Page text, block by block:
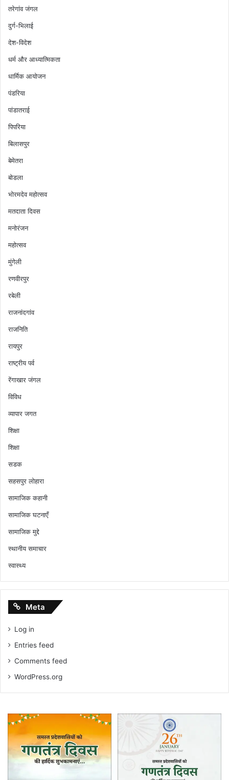
तरेगांव जंगल
दुर्ग-भिलाई
देश-विदेश
धर्म और आध्यात्मिकता
धार्मिक आयोजन
पंडरिया
पांडातराई
पिपरिया
बिलासपुर
बेमेतरा
बोडला
भोरमदेव महोत्सव
मतदाता दिवस
मनोरंजन
महोत्सव
मुंगेली
रणवीरपुर
रबेली
राजनांदगांव
राजनिति
रायपुर
राष्ट्रीय पर्व
रेंगाखार जंगल
विविध
व्यापार जगत
शिक्षा
शिक्षा
सडक
सहसपुर लोहारा
सामाजिक कहानी
सामाजिक घटनाएँ
सामाजिक मुद्दे
स्थानीय समाचार
स्वास्थ्य
Meta
Log in
Entries feed
Comments feed
WordPress.org